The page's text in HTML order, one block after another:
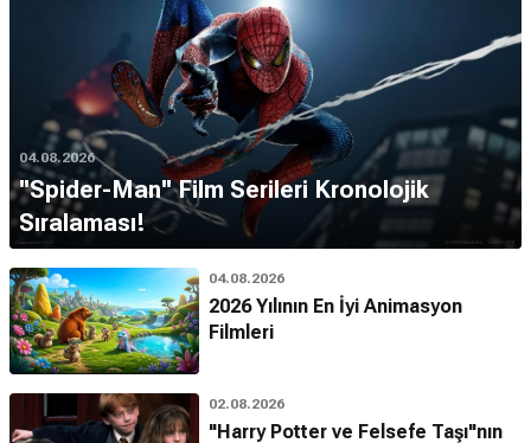
04.08.2026
''Spider-Man'' Film Serileri Kronolojik
Sıralaması!
04.08.2026
2026 Yılının En İyi Animasyon
Filmleri
02.08.2026
"Harry Potter ve Felsefe Taşı"nın